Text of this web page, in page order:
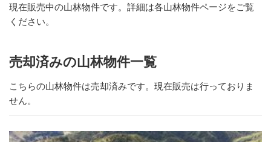
現在販売中の山林物件です。詳細は各山林物件ページをご覧
ください。
売却済みの山林物件一覧
こちらの山林物件は売却済みです。現在販売は行っておりま
せん。